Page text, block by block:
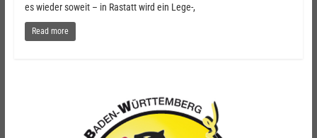
es wieder soweit – in Rastatt wird ein Lege-,
Read more